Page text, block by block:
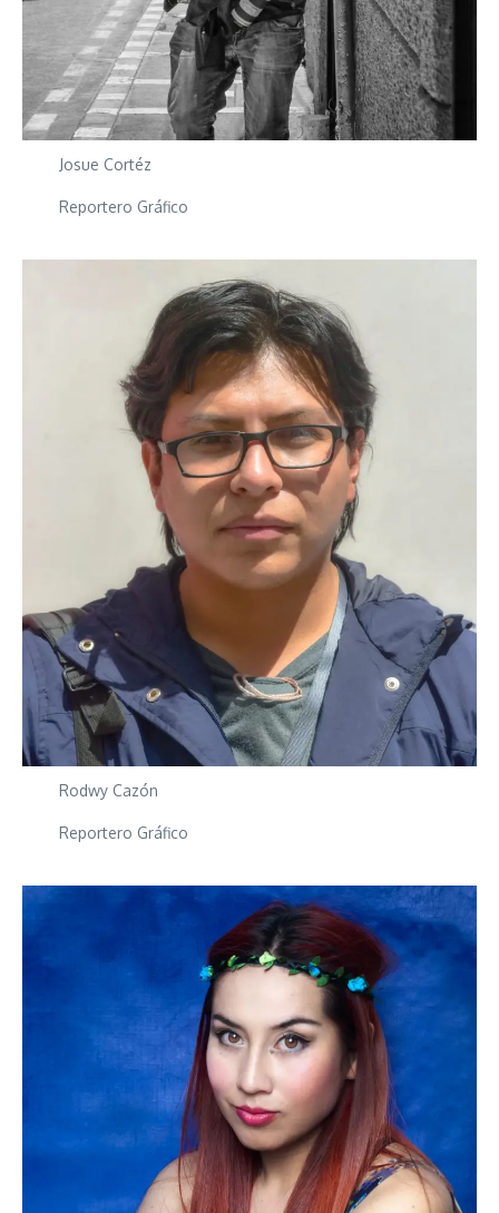
Josue Cortéz
Reportero Gráfico
Rodwy Cazón
Reportero Gráfico